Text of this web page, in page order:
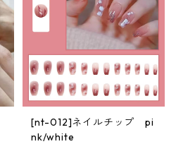
[nt-012]ネイルチップ pi
nk/white